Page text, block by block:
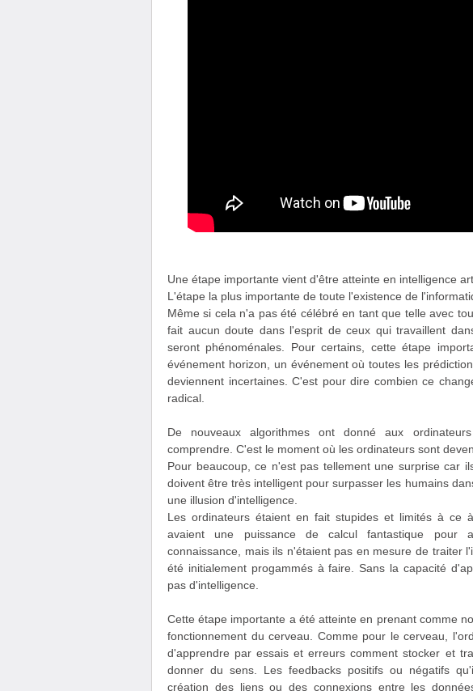
Une étape importante vient d'être atteinte en intelligence
L'étape la plus importante de toute l'existence de
Même si cela n'a pas été célébré en tant que telle avec
fait aucun doute dans l'esprit de ceux qui travaillent
seront phénoménales. Pour certains, cette étape
événement horizon, un événement où toutes les
deviennent incertaines. C'est pour dire combien ce
radical.
De nouveaux algorithmes ont donné aux
comprendre. C'est le moment où les ordinateurs sont
Pour beaucoup, ce n'est pas tellement une surprise car
doivent être très intelligent pour surpasser les humains
une illusion d'intelligence.
Les ordinateurs étaient en fait stupides et limités à ce
avaient une puissance de calcul fantastique pour
connaissance, mais ils n'étaient pas en mesure de traiter
été initialement progammés à faire. Sans la capacité
pas d'intelligence.
Cette étape importante a été atteinte en prenant comme
fonctionnement du cerveau. Comme pour le cerveau,
d'apprendre par essais et erreurs comment stocker et
donner du sens. Les feedbacks positifs ou négatifs
création des liens ou des connexions entre les